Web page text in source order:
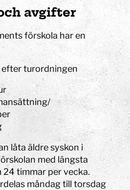
avgifter
förskola har en
efter turordningen
låta äldre syskon i
med längsta
timmar per vecka.
måndag till torsdag